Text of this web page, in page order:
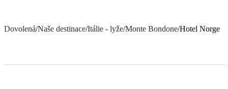
Dovolená/Naše destinace/Itálie - lyže/Monte Bondone/Hotel Norge